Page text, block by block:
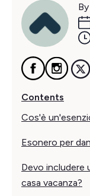
Contents
Cos'è
Esonero per
Devo includere
casa vacanza?